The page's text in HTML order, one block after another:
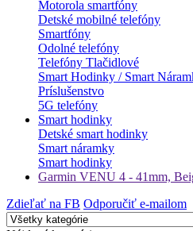
Motorola smartfóny
Detské mobilné telefóny
Smartfóny
Odolné telefóny
Telefóny Tlačidlové
Smart Hodinky / Smart
Príslušenstvo
5G telefóny
Smart hodinky
Detské smart hodinky
Smart náramky
Smart hodinky
Garmin VENU 4 - 41mm,
Zdieľať na FB Odporučiť e-mailom